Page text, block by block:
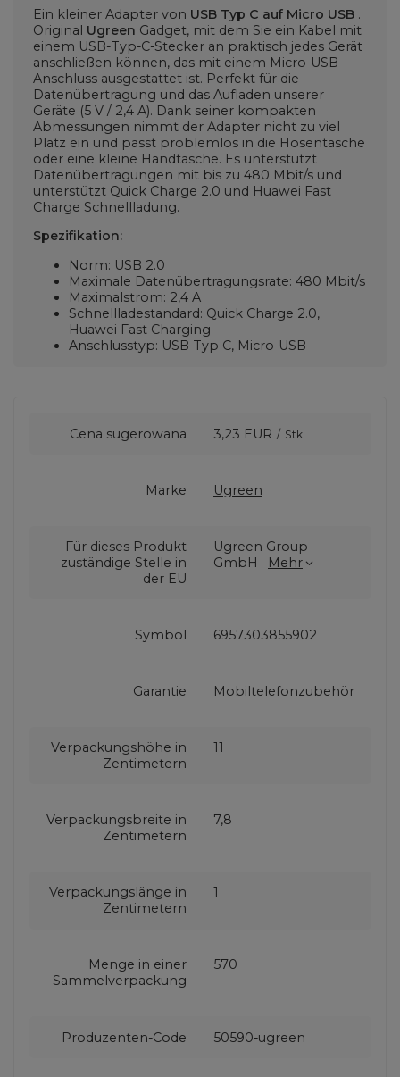
Ein kleiner Adapter von USB Typ C auf Micro USB .
Original Ugreen Gadget, mit dem Sie ein Kabel mit
einem USB-Typ-C-Stecker an praktisch jedes Gerät
anschließen können, das mit einem Micro-USB-
Anschluss ausgestattet ist. Perfekt für die
Datenübertragung und das Aufladen unserer
Geräte (5 V / 2,4 A). Dank seiner kompakten
Abmessungen nimmt der Adapter nicht zu viel
Platz ein und passt problemlos in die Hosentasche
oder eine kleine Handtasche. Es unterstützt
Datenübertragungen mit bis zu 480 Mbit/s und
unterstützt Quick Charge 2.0 und Huawei Fast
Charge Schnellladung.
Spezifikation:
Norm: USB 2.0
Maximale Datenübertragungsrate: 480 Mbit/s
Maximalstrom: 2,4 A
Schnellladestandard: Quick Charge 2.0,
Huawei Fast Charging
Anschlusstyp: USB Typ C, Micro-USB
Cena sugerowana 3,23 EUR / Stk
Marke Ugreen
Für dieses Produkt
zuständige Stelle in
der EU
Ugreen Group
GmbH
Mehr
Symbol 6957303855902
Garantie Mobiltelefonzubehör
Verpackungshöhe in
Zentimetern
11
Verpackungsbreite in
Zentimetern
7,8
Verpackungslänge in
Zentimetern
1
Menge in einer
Sammelverpackung
570
Produzenten-Code 50590-ugreen